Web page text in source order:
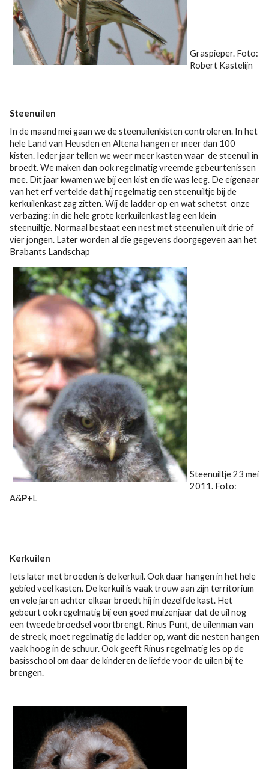
Graspieper. Foto:
Robert Kastelijn
Steenuilen
In de maand mei gaan we de steenuilenkisten controleren. In het
hele Land van Heusden en Altena hangen er meer dan 100
kisten. Ieder jaar tellen we weer meer kasten waar de steenuil in
broedt. We maken dan ook regelmatig vreemde gebeurtenissen
mee. Dit jaar kwamen we bij een kist en die was leeg. De eigenaar
van het erf vertelde dat hij regelmatig een steenuiltje bij de
kerkuilenkast zag zitten. Wij de ladder op en wat schetst onze
verbazing: in die hele grote kerkuilenkast lag een klein
steenuiltje. Normaal bestaat een nest met steenuilen uit drie of
vier jongen. Later worden al die gegevens doorgegeven aan het
Brabants Landschap
Steenuiltje 23 mei
2011. Foto:
A&P+L
Kerkuilen
Iets later met broeden is de kerkuil. Ook daar hangen in het hele
gebied veel kasten. De kerkuil is vaak trouw aan zijn territorium
en vele jaren achter elkaar broedt hij in dezelfde kast. Het
gebeurt ook regelmatig bij een goed muizenjaar dat de uil nog
een tweede broedsel voortbrengt. Rinus Punt, de uilenman van
de streek, moet regelmatig de ladder op, want die nesten hangen
vaak hoog in de schuur. Ook geeft Rinus regelmatig les op de
basisschool om daar de kinderen de liefde voor de uilen bij te
brengen.